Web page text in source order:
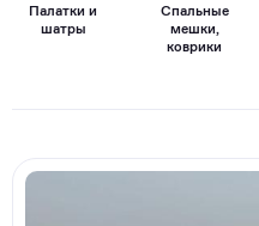
Палатки и
шатры
Спальные
мешки,
коврики